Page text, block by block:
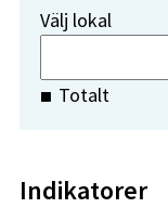
Välj lokal
Totalt
Indikatorer